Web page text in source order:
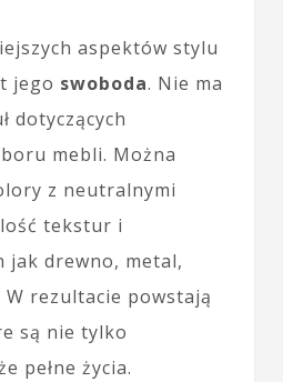
aspektów stylu
jego swoboda. Nie ma
dotyczących
mebli. Można
z neutralnymi
tekstur i
jak drewno, metal,
rezultacie powstają
są nie tylko
pełne życia.